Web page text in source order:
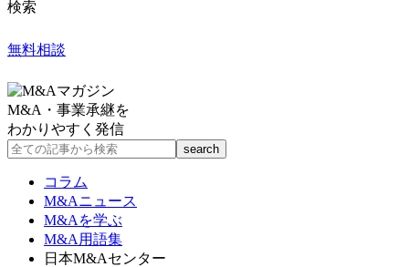
検索
無料相談
M&A・事業承継を
わかりやすく発信
コラム
M&Aニュース
M&Aを学ぶ
M&A用語集
日本M&Aセンター